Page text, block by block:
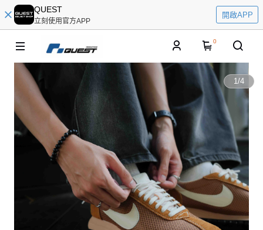
QUEST
立刻使用官方APP
開啟APP
0
1/4